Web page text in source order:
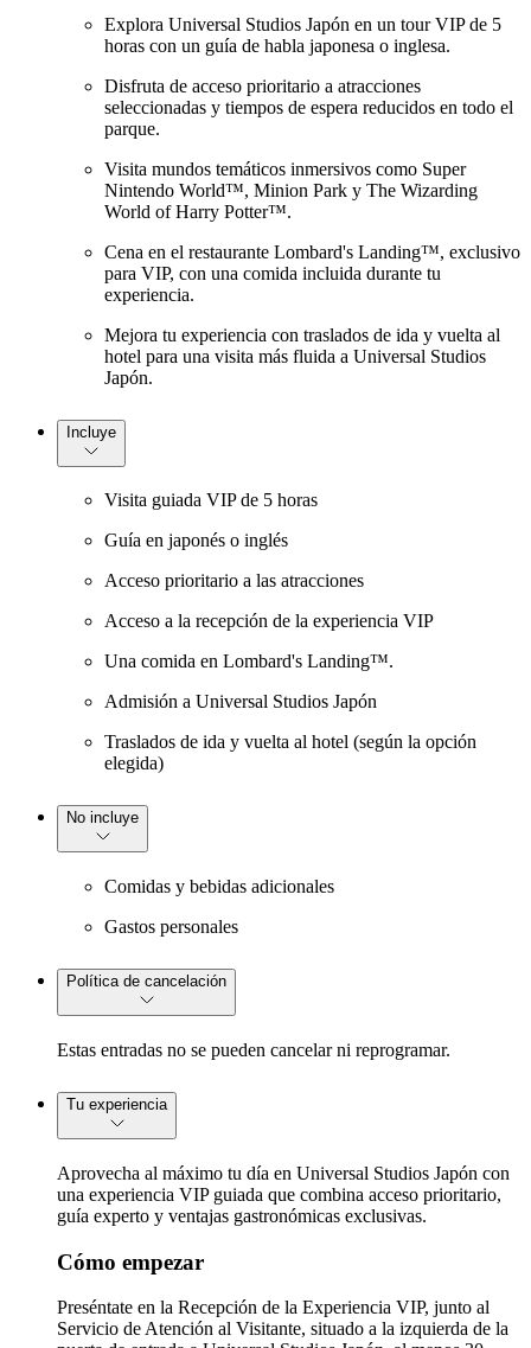
Explora Universal Studios Japón en un tour VIP de 5
horas con un guía de habla japonesa o inglesa.
Disfruta de acceso prioritario a atracciones
seleccionadas y tiempos de espera reducidos en todo el
parque.
Visita mundos temáticos inmersivos como Super
Nintendo World™, Minion Park y The Wizarding
World of Harry Potter™.
Cena en el restaurante Lombard's Landing™, exclusivo
para VIP, con una comida incluida durante tu
experiencia.
Mejora tu experiencia con traslados de ida y vuelta al
hotel para una visita más fluida a Universal Studios
Japón.
Incluye
Visita guiada VIP de 5 horas
Guía en japonés o inglés
Acceso prioritario a las atracciones
Acceso a la recepción de la experiencia VIP
Una comida en Lombard's Landing™.
Admisión a Universal Studios Japón
Traslados de ida y vuelta al hotel (según la opción
elegida)
No incluye
Comidas y bebidas adicionales
Gastos personales
Política de cancelación
Estas entradas no se pueden cancelar ni reprogramar.
Tu experiencia
Aprovecha al máximo tu día en Universal Studios Japón con
una experiencia VIP guiada que combina acceso prioritario,
guía experto y ventajas gastronómicas exclusivas.
Cómo empezar
Preséntate en la Recepción de la Experiencia VIP, junto al
Servicio de Atención al Visitante, situado a la izquierda de la